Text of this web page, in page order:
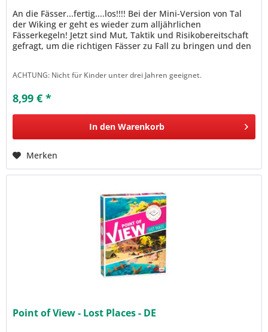
An die Fässer...fertig....los!!!! Bei der Mini-Version von Tal
der Wiking er geht es wieder zum alljährlichen
Fässerkegeln! Jetzt sind Mut, Taktik und Risikobereitschaft
gefragt, um die richtigen Fässer zu Fall zu bringen und den
ACHTUNG: Nicht für Kinder unter drei Jahren geeignet.
8,99 € *
In den Warenkorb
Merken
Point of View - Lost Places - DE